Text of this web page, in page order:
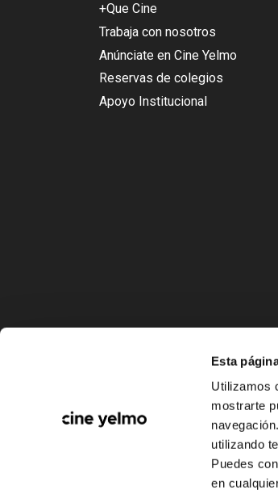
Esta
Utilizamos
mostrarte
utilizando
Puedes
en
+Que Cine
Trabaja con nosotros
Anúnciate en Cine Yelmo
Reservas de colegios
Apoyo Institucional